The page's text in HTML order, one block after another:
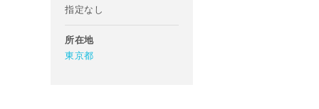
指定なし
所在地
東京都